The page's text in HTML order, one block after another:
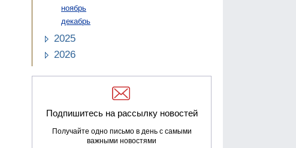
ноябрь
декабрь
2025
2026
Подпишитесь на рассылку новостей
Получайте одно письмо в день с самыми
важными новостями